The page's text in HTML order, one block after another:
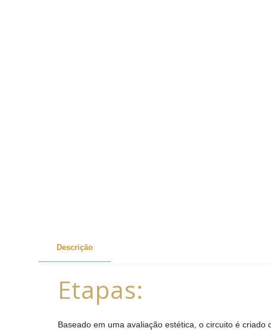
Descrição
Etapas:
Baseado em uma avaliação estética, o circuito é